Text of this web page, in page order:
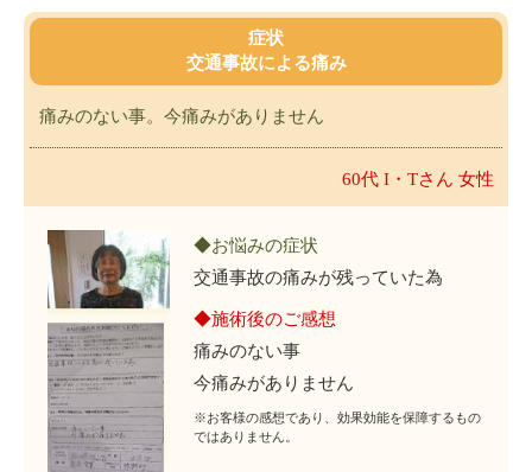
症状
交通事故による痛み
痛みのない事。今痛みがありません
60代 I・Tさん 女性
◆お悩みの症状
交通事故の痛みが残っていた為
◆施術後のご感想
痛みのない事
今痛みがありません
※お客様の感想であり、効果効能を保障するもの
ではありません。